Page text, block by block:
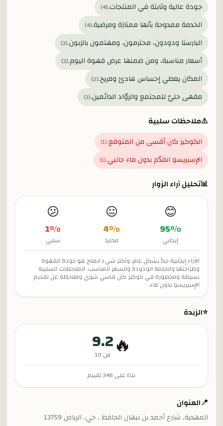
جودة عالية وثابتة في المنتجات.(
4
)
الخدمة ممدوحة بأنها ممتازة ومرضية.(
4
)
البارستا ودودون، محترمون، ومهتمون بالزبون.(
3
)
أسعار مناسبة، ومن ضمنها عرض قهوة اليوم.(
3
)
المكان يعطي إحساس هادئ ومريح.(
2
)
مقهى حليّ للمجتمع والروّاد الدائمين.(
3
)
⚠️ملاحظات سلبية
الكوكيز كان أقسى من المتوقع.(
1
)
الإسبريسو انقدّم بدون ماء جانبي.(
1
)
📊تحليل آراء الزوار
😊
95%
إيجابي
😐
4%
محايد
😕
1%
سلبي
الآراء إيجابية جداً بشكل عام، وأكثر شيء انمدح هو جودة القهوة
وطزاجتها والخدمة الودودة والسعر المناسب. الملاحظات السلبية
بسيطة ومحصورة في كوكيز كان قاسي شوي وملاحظة عن تقديم
الإسبريسو بدون ماء.
⭐الزبدة
🔥
9.2
من 10
بناءً على 346تقييم
📍العنوان
المهدية، شارع أحمد بن نبهان الحافظ ، حي، الرياض 13759